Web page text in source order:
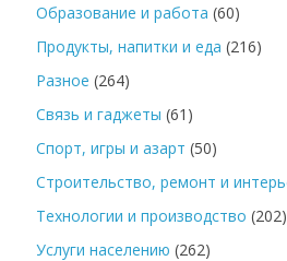
Образование и работа (60)
Продукты, напитки и еда (216)
Разное (264)
Связь и гаджеты (61)
Спорт, игры и азарт (50)
Строительство, ремонт и
Технологии и производство (202)
Услуги населению (262)